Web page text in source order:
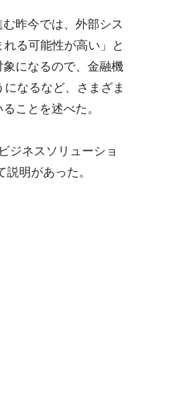
昨今では、外部シス
る可能性が高い」と
になるので、金融機
なるなど、さまざま
ことを述べた。
ジネスソリューショ
明があった。